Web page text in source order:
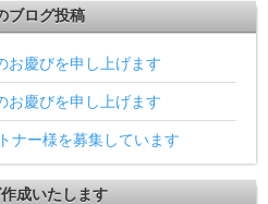
ブログ投稿
慶びを申し上げます
慶びを申し上げます
ナー様を募集しています
成いたします